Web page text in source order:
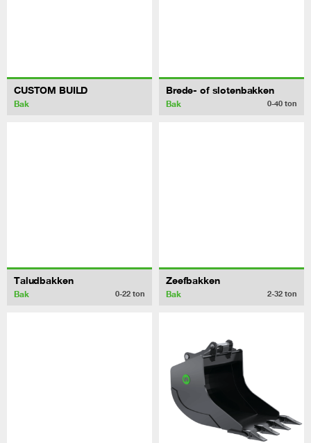
CUSTOM BUILD
Bak
Brede- of slotenbakken
Bak 0-40 ton
Taludbakken
Bak 0-22 ton
Zeefbakken
Bak 2-32 ton